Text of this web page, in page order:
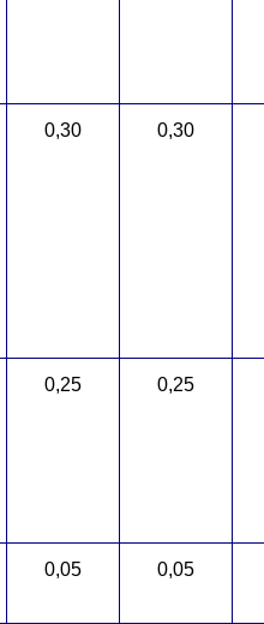
0,30 0,30
0,25 0,25
0,05 0,05